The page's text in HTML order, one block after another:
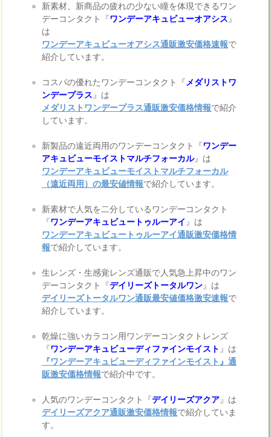
新素材、新商品の疲れの少ない瞳を体現できるワン
デーコンタクト『ワンデーアキュビューオアシス 』
は
ワンデーアキュビューオアシス通販激安価格速報で
紹介しています。
コスパの優れたワンデーコンタクト『 メダリストワ
ンデープラス 』は
メダリストワンデープラス通販激安価格情報で紹介
しています。
新製品の遠近両用のワンデーコンタクト『ワンデー
アキュビューモイストマルチフォーカル』は
ワンデーアキュビューモイストマルチフォーカル
（遠近両用）の最安値情報で紹介しています。
新素材で人気を二分しているワンデーコンタクト
『ワンデーアキュビュートゥルーアイ 』は
ワンデーアキュビュートゥルーアイ通販激安価格情
報で紹介しています。
生レンズ・生感覚レンズ通販で人気急上昇中のワン
デーコンタクト『デイリーズトータルワン』は
デイリーズトータルワン通販最安値価格激安速報で
紹介しています。
乾燥に強いカラコン用ワンデーコンタクトレンズ
『ワンデーアキュビューディファインモイスト 』は
『ワンデーアキュビューディファインモイスト』通
販激安価格情報で紹介中です。
人気のワンデーコンタクト『デイリーズアクア』は
デイリーズアクア通販激安価格情報で紹介していま
す。